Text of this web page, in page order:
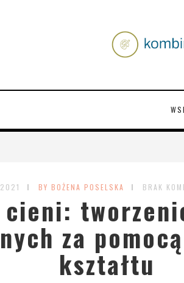
BY BOŻENA POSELSKA BRAK
cieni:
za
kształtu